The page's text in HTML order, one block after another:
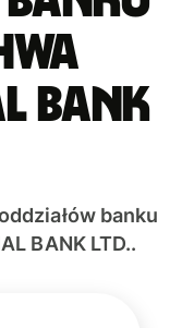
BANK
banku
BANK LTD..